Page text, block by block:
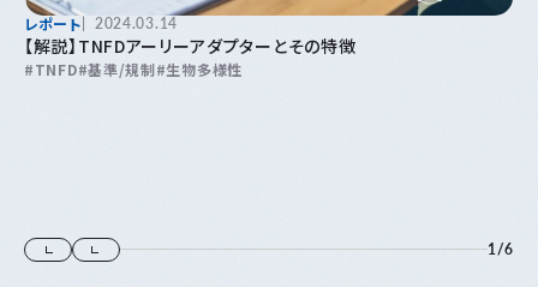
レポート 2024.03.14
【解説】TNFDアーリーアダプターとその特徴
TNFD 基準/規制 生物多様性
1/6